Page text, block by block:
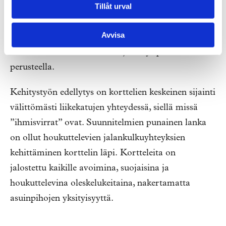
Tillåt urval
Avvisa
yhteisten korttelipihojen suunnitteluun.
Suunnitelmien painotus määräytyi paitsi
kiinteistönomistajien toiveiden mukaan, myös
perusteella.
Kehitystyön edellytys on korttelien keskeinen sijainti
välittömästi liikekatujen yhteydessä, siellä missä
”ihmisvirrat” ovat. Suunnitelmien punainen lanka
on ollut houkuttelevien jalankulkuyhteyksien
kehittäminen korttelin läpi. Kortteleita on
jalostettu kaikille avoimina, suojaisina ja
houkuttelevina oleskelukeitaina, nakertamatta
asuinpihojen yksityisyyttä.